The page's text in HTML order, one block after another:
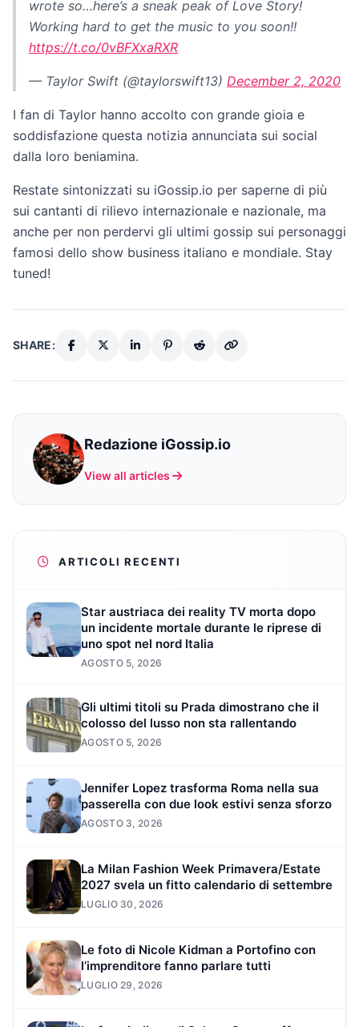
wrote so…here’s a sneak peak of Love Story!
Working hard to get the music to you soon!!
https://t.co/0vBFXxaRXR
— Taylor Swift (@taylorswift13) December 2, 2020
I fan di Taylor hanno accolto con grande gioia e
soddisfazione questa notizia annunciata sui social
dalla loro beniamina.
Restate sintonizzati su iGossip.io per saperne di più
sui cantanti di rilievo internazionale e nazionale, ma
anche per non perdervi gli ultimi gossip sui personaggi
famosi dello show business italiano e mondiale. Stay
tuned!
SHARE:
Redazione iGossip.io
View all articles
ARTICOLI RECENTI
Star austriaca dei reality TV morta dopo
un incidente mortale durante le riprese di
uno spot nel nord Italia
AGOSTO 5, 2026
Gli ultimi titoli su Prada dimostrano che il
colosso del lusso non sta rallentando
AGOSTO 5, 2026
Jennifer Lopez trasforma Roma nella sua
passerella con due look estivi senza sforzo
AGOSTO 3, 2026
La Milan Fashion Week Primavera/Estate
2027 svela un fitto calendario di settembre
LUGLIO 30, 2026
Le foto di Nicole Kidman a Portofino con
l’imprenditore fanno parlare tutti
LUGLIO 29, 2026